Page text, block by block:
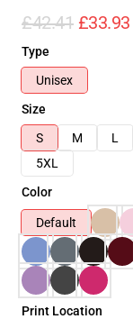
£42.41 £33.93
Type
Unisex
Size
S
M L
5XL
Color
Default
Print Location